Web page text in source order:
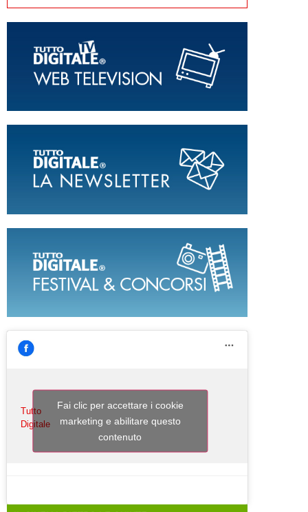
Tutto
Digitale
Fai clic per accettare i cookie
marketing e abilitare questo
contenuto